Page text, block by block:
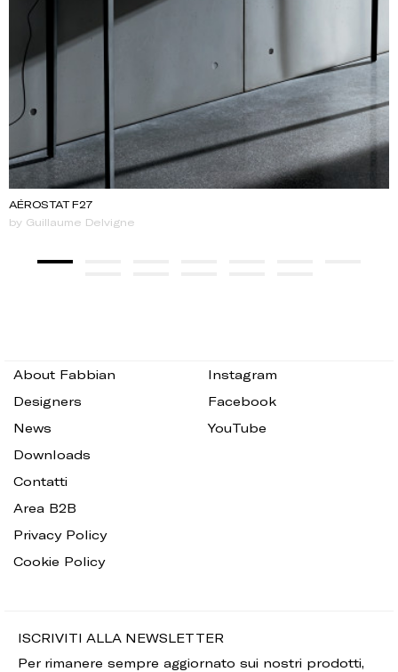
AÉROSTAT F27
by Guillaume Delvigne
About Fabbian
Designers
News
Downloads
Contatti
Area B2B
Privacy Policy
Cookie Policy
Instagram
Facebook
YouTube
ISCRIVITI ALLA NEWSLETTER
Per rimanere sempre aggiornato sui nostri prodotti,